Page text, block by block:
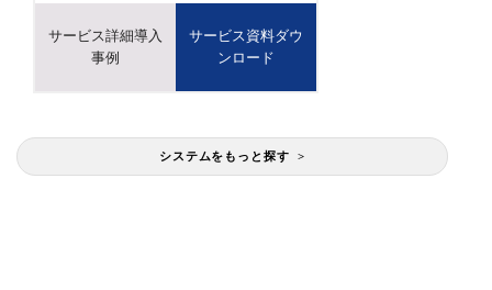
サービス詳細導入
事例
サービス資料ダウ
ンロード
システムをもっと探す >